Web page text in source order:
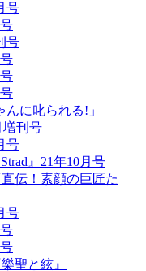
号
号
に叱られる!」
増刊号
号
』21年10月号
伝！素顔の巨匠た
号
聖と絃』